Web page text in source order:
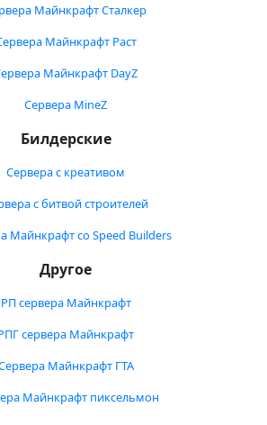
Майнкрафт Сталкер
Майнкрафт Раст
Майнкрафт DayZ
Сервера MineZ
Билдерские
Сервера с креативом
с битвой строителей
Майнкрафт со Speed Builders
Другое
РП сервера Майнкрафт
сервера Майнкрафт
Майнкрафт ГТА
Майнкрафт пиксельмон